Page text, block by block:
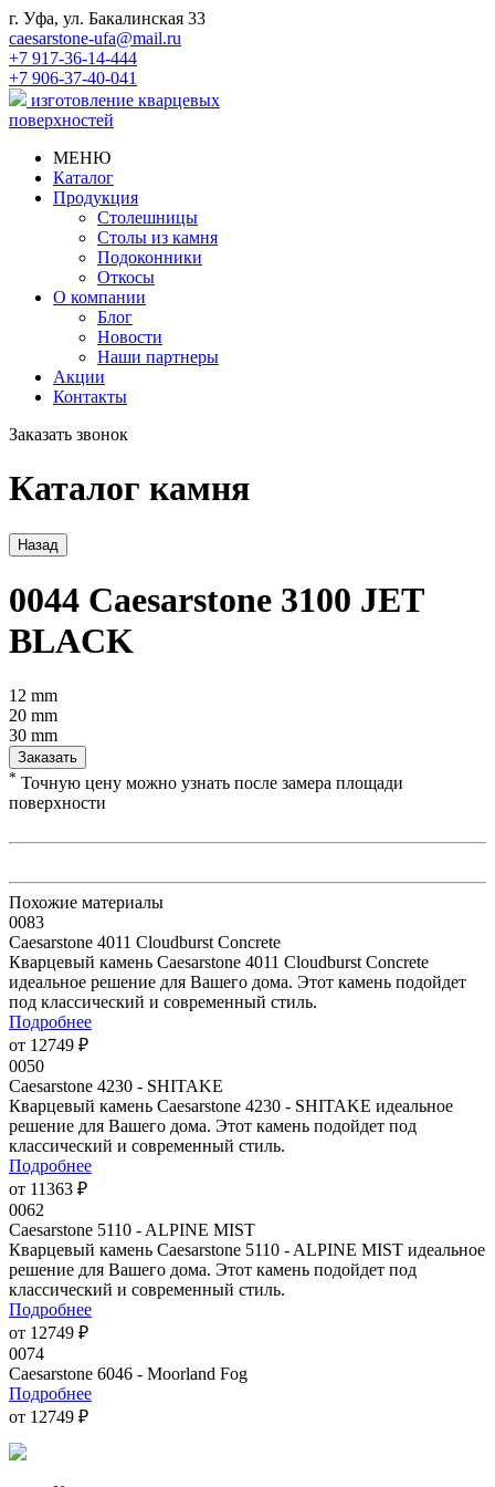
г. Уфа, ул. Бакалинская 33
caesarstone-ufa@mail.ru
+7 917-36-14-444
+7 906-37-40-041
изготовление кварцевых
поверхностей
МЕНЮ
Каталог
Продукция
Столешницы
Столы из камня
Подоконники
Откосы
О компании
Блог
Новости
Наши партнеры
Акции
Контакты
Заказать звонок
Каталог камня
Назад
0044 Caesarstone 3100 JET
BLACK
12 mm
20 mm
30 mm
Заказать
* Точную цену можно узнать после замера площади
поверхности
Похожие материалы
0083
Caesarstone 4011 Cloudburst Concrete
Кварцевый камень Caesarstone 4011 Cloudburst Concrete
идеальное решение для Вашего дома. Этот камень подойдет
под классический и современный стиль.
Подробнее
от 12749 ₽
0050
Caesarstone 4230 - SHITAKE
Кварцевый камень Caesarstone 4230 - SHITAKE идеальное
решение для Вашего дома. Этот камень подойдет под
классический и современный стиль.
Подробнее
от 11363 ₽
0062
Caesarstone 5110 - ALPINE MIST
Кварцевый камень Caesarstone 5110 - ALPINE MIST идеальное
решение для Вашего дома. Этот камень подойдет под
классический и современный стиль.
Подробнее
от 12749 ₽
0074
Caesarstone 6046 - Moorland Fog
Подробнее
от 12749 ₽